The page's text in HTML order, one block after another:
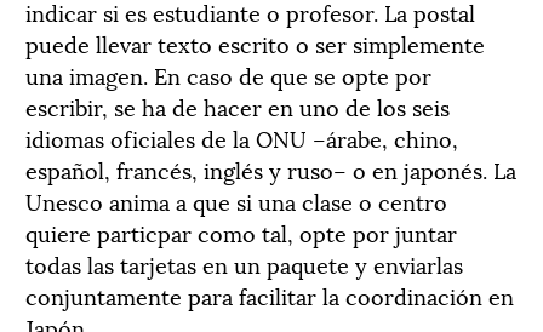
indicar si es estudiante o profesor. La postal
puede llevar texto escrito o ser simplemente
una imagen. En caso de que se opte por
escribir, se ha de hacer en uno de los seis
idiomas oficiales de la ONU –árabe, chino,
español, francés, inglés y ruso– o en japonés. La
Unesco anima a que si una clase o centro
quiere particpar como tal, opte por juntar
todas las tarjetas en un paquete y enviarlas
conjuntamente para facilitar la coordinación en